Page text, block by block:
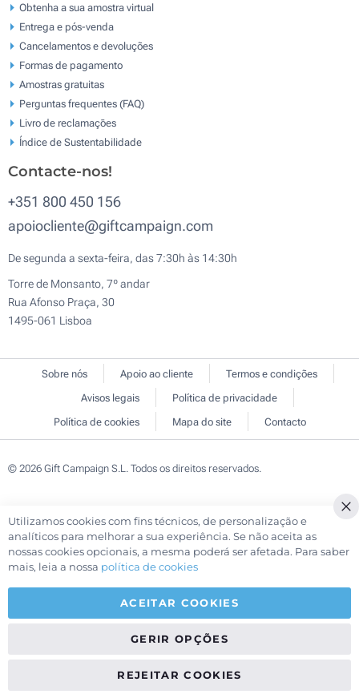
Obtenha a sua amostra virtual
Entrega e pós-venda
Cancelamentos e devoluções
Formas de pagamento
Amostras gratuitas
Perguntas frequentes (FAQ)
Livro de reclamaçōes
Índice de Sustentabilidade
Contacte-nos!
+351 800 450 156
apoiocliente@giftcampaign.com
De segunda a sexta-feira, das 7:30h às 14:30h
Torre de Monsanto, 7º andar
Rua Afonso Praça, 30
1495-061 Lisboa
Sobre nós Apoio ao cliente
Termos e condições
Avisos legais
Política de privacidade
Política de cookies
Mapa do site Contacto
© 2026 Gift Campaign S.L. Todos os direitos reservados.
Utilizamos cookies com fins técnicos, de personalização e
analíticos para melhorar a sua experiência. Se não aceita as
nossas cookies opcionais, a mesma poderá ser afetada. Para saber
mais, leia a nossa política de cookies
ACEITAR COOKIES
GERIR OPÇÕES
REJEITAR COOKIES